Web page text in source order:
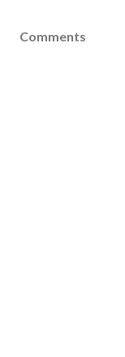
Comments